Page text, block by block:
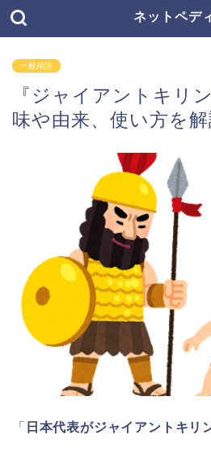
ネットペデ
一般用語
『ジャイアントキリ
味や由来、使い方を解
「 日本代表がジャイアントキリ